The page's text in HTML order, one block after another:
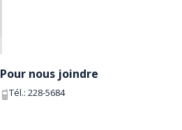
Pour nous joindre
Tél.: 228-5684